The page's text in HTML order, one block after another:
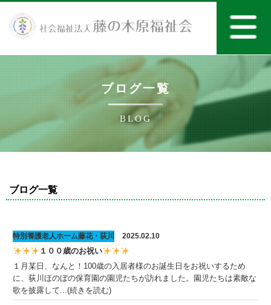
ブログ一覧
BLOG
ブログ一覧
特別養護老人ホーム藤花・荻川 2025.02.10
１００歳のお祝い
１月某日、なんと！100歳の入居者様のお誕生日をお祝いするため
に、荻川ほのぼの保育園の園児たちが訪れました。園児たちは素敵な
歌を披露して...(続きを読む)